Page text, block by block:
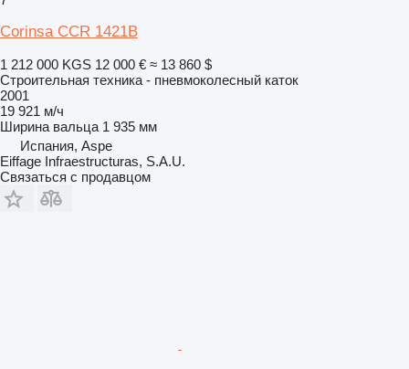
Corinsa CCR 1421B
1 212 000 KGS 12 000 € ≈ 13 860 $
Строительная техника - пневмоколесный каток
2001
19 921 м/ч
Ширина вальца 1 935 мм
Испания, Aspe
Eiffage Infraestructuras, S.A.U.
Связаться с продавцом